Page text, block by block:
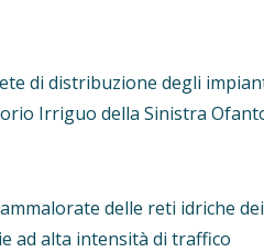
di distribuzione degli
Irriguo della Sinistra
delle reti idriche
ad alta intensità di traffico